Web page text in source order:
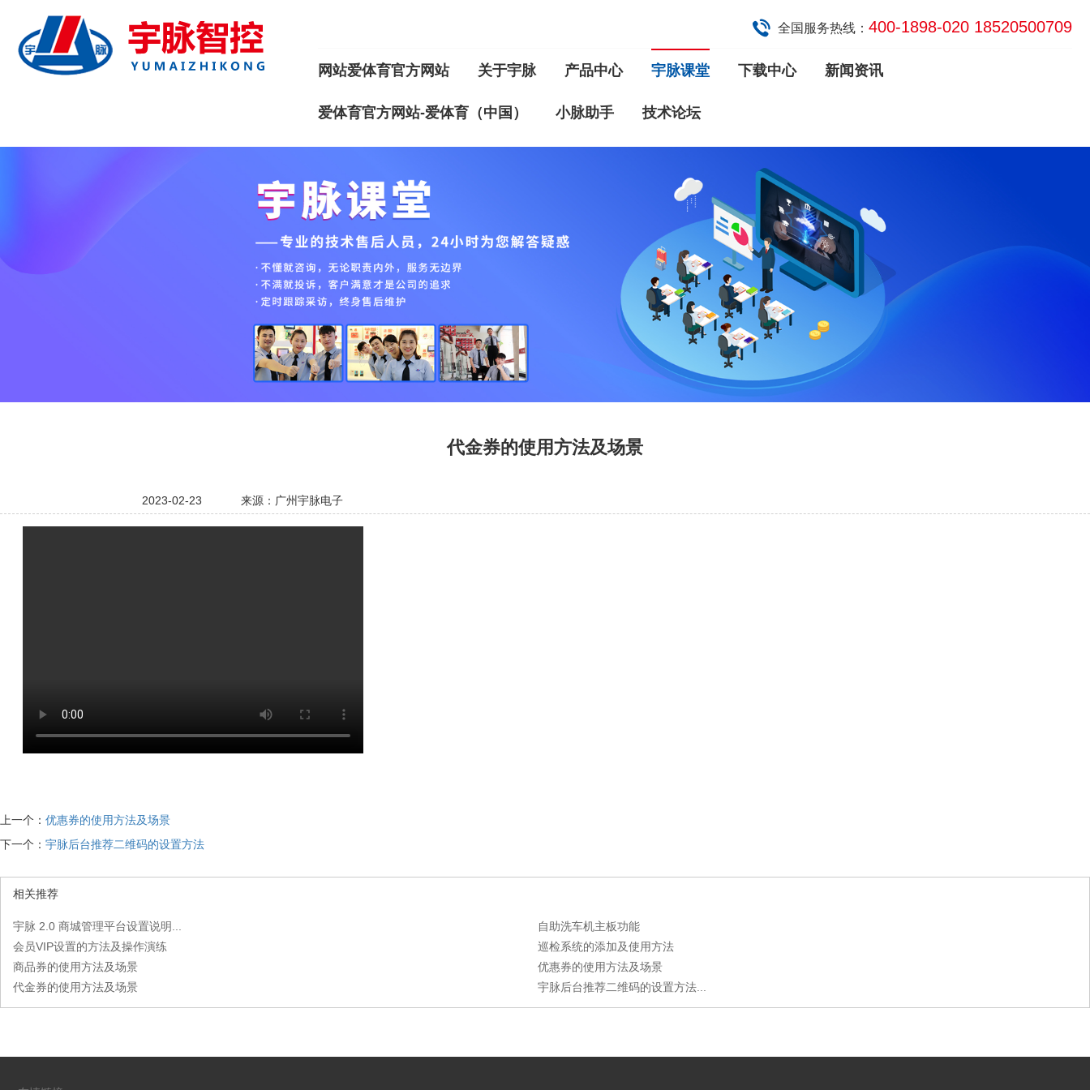
全国服务热线： 400-1898-020 18520500709
网站爱体育官方网站 关于宇脉 产品中心 宇脉课堂 下载中心 新闻资讯
爱体育官方网站-爱体育（中国） 小脉助手 技术论坛
代金券的使用方法及场景
2023-02-23 来源：广州宇脉电子
上一个： 优惠券的使用方法及场景
下一个： 宇脉后台推荐二维码的设置方法
相关推荐
宇脉 2.0 商城管理平台设置说明...
自助洗车机主板功能
会员VIP设置的方法及操作演练
巡检系统的添加及使用方法
商品券的使用方法及场景
优惠券的使用方法及场景
代金券的使用方法及场景
宇脉后台推荐二维码的设置方法...